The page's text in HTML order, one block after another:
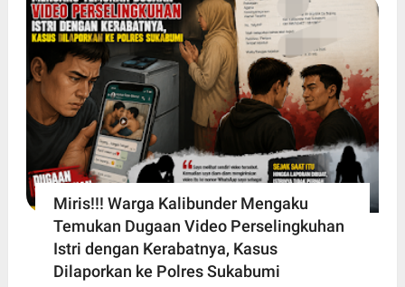
Miris!!! Warga Kalibunder Mengaku
Temukan Dugaan Video Perselingkuhan
Istri dengan Kerabatnya, Kasus
Dilaporkan ke Polres Sukabumi